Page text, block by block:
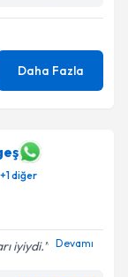
Daha Fazla
+1diğer
iyiydi. Devamı